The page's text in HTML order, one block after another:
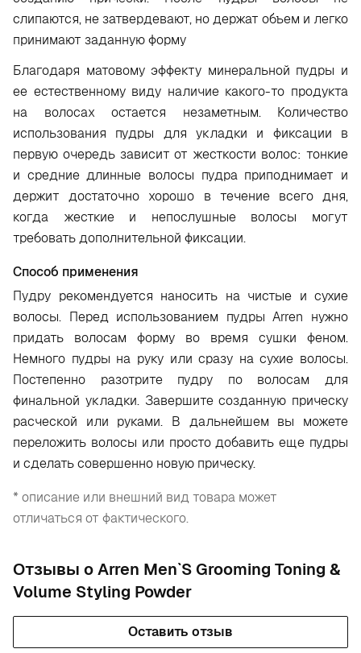
слипаются, не затвердевают, но держат объем и легко
принимают заданную форму
Благодаря матовому эффекту минеральной пудры и
ее естественному виду наличие какого-то продукта
на волосах остается незаметным. Количество
использования пудры для укладки и фиксации в
первую очередь зависит от жесткости волос: тонкие
и средние длинные волосы пудра приподнимает и
держит достаточно хорошо в течение всего дня,
когда жесткие и непослушные волосы могут
требовать дополнительной фиксации.
Способ применения
Пудру рекомендуется наносить на чистые и сухие
волосы. Перед использованием пудры Arren нужно
придать волосам форму во время сушки феном.
Немного пудры на руку или сразу на сухие волосы.
Постепенно разотрите пудру по волосам для
финальной укладки. Завершите созданную прическу
расческой или руками. В дальнейшем вы можете
переложить волосы или просто добавить еще пудры
и сделать совершенно новую прическу.
* описание или внешний вид товара может
отличаться от фактического.
Отзывы о Arren Men`S Grooming Toning &
Volume Styling Powder
Оставить отзыв